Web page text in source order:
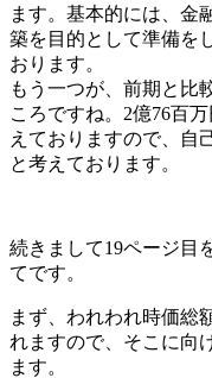
ます。基本的には、金
築を目的として準備を
おります。
もう一つが、前期と比
ころですね。2億76百
えておりますので、自
と考えております。
続きまして19ページ目
てです。
まず、われわれ時価総
れますので、そこに向
ます。